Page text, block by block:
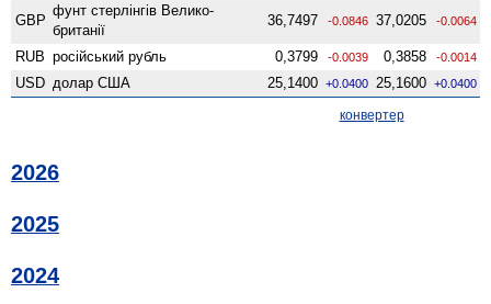
GBP
фунт стерлінгів Велико­
британії
36,7497 -0.0846 37,0205 -0.0064
RUB російський рубль 0,3799 -0.0039 0,3858 -0.0014
USD долар США 25,1400 +0.0400 25,1600 +0.0400
конвертер
2026
2025
2024